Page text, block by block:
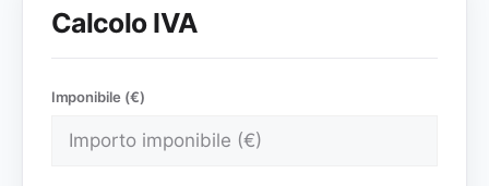
Calcolo IVA
Imponibile (€)